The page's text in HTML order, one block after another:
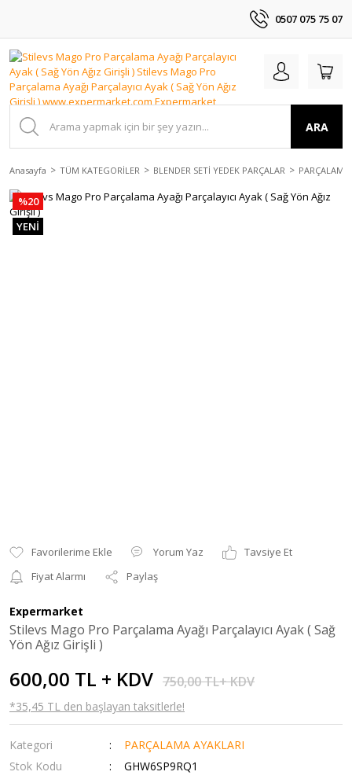
0507 075 75 07
ARA
Anasayfa TÜM KATEGORİLER BLENDER SETİ YEDEK PARÇALAR
%20
YENİ
Yorum Yaz
Tavsiye Et
Fiyat Alarmı
Paylaş
Expermarket
Stilevs Mago Pro Parçalama Ayağı Parçalayıcı Ayak ( Sağ
Yön Ağız Girişli )
600,00 TL + KDV 750,00 TL+ KDV
*35,45 TL den başlayan taksitlerle!
Kategori
PARÇALAMA AYAKLARI
Stok Kodu
GHW6SP9RQ1